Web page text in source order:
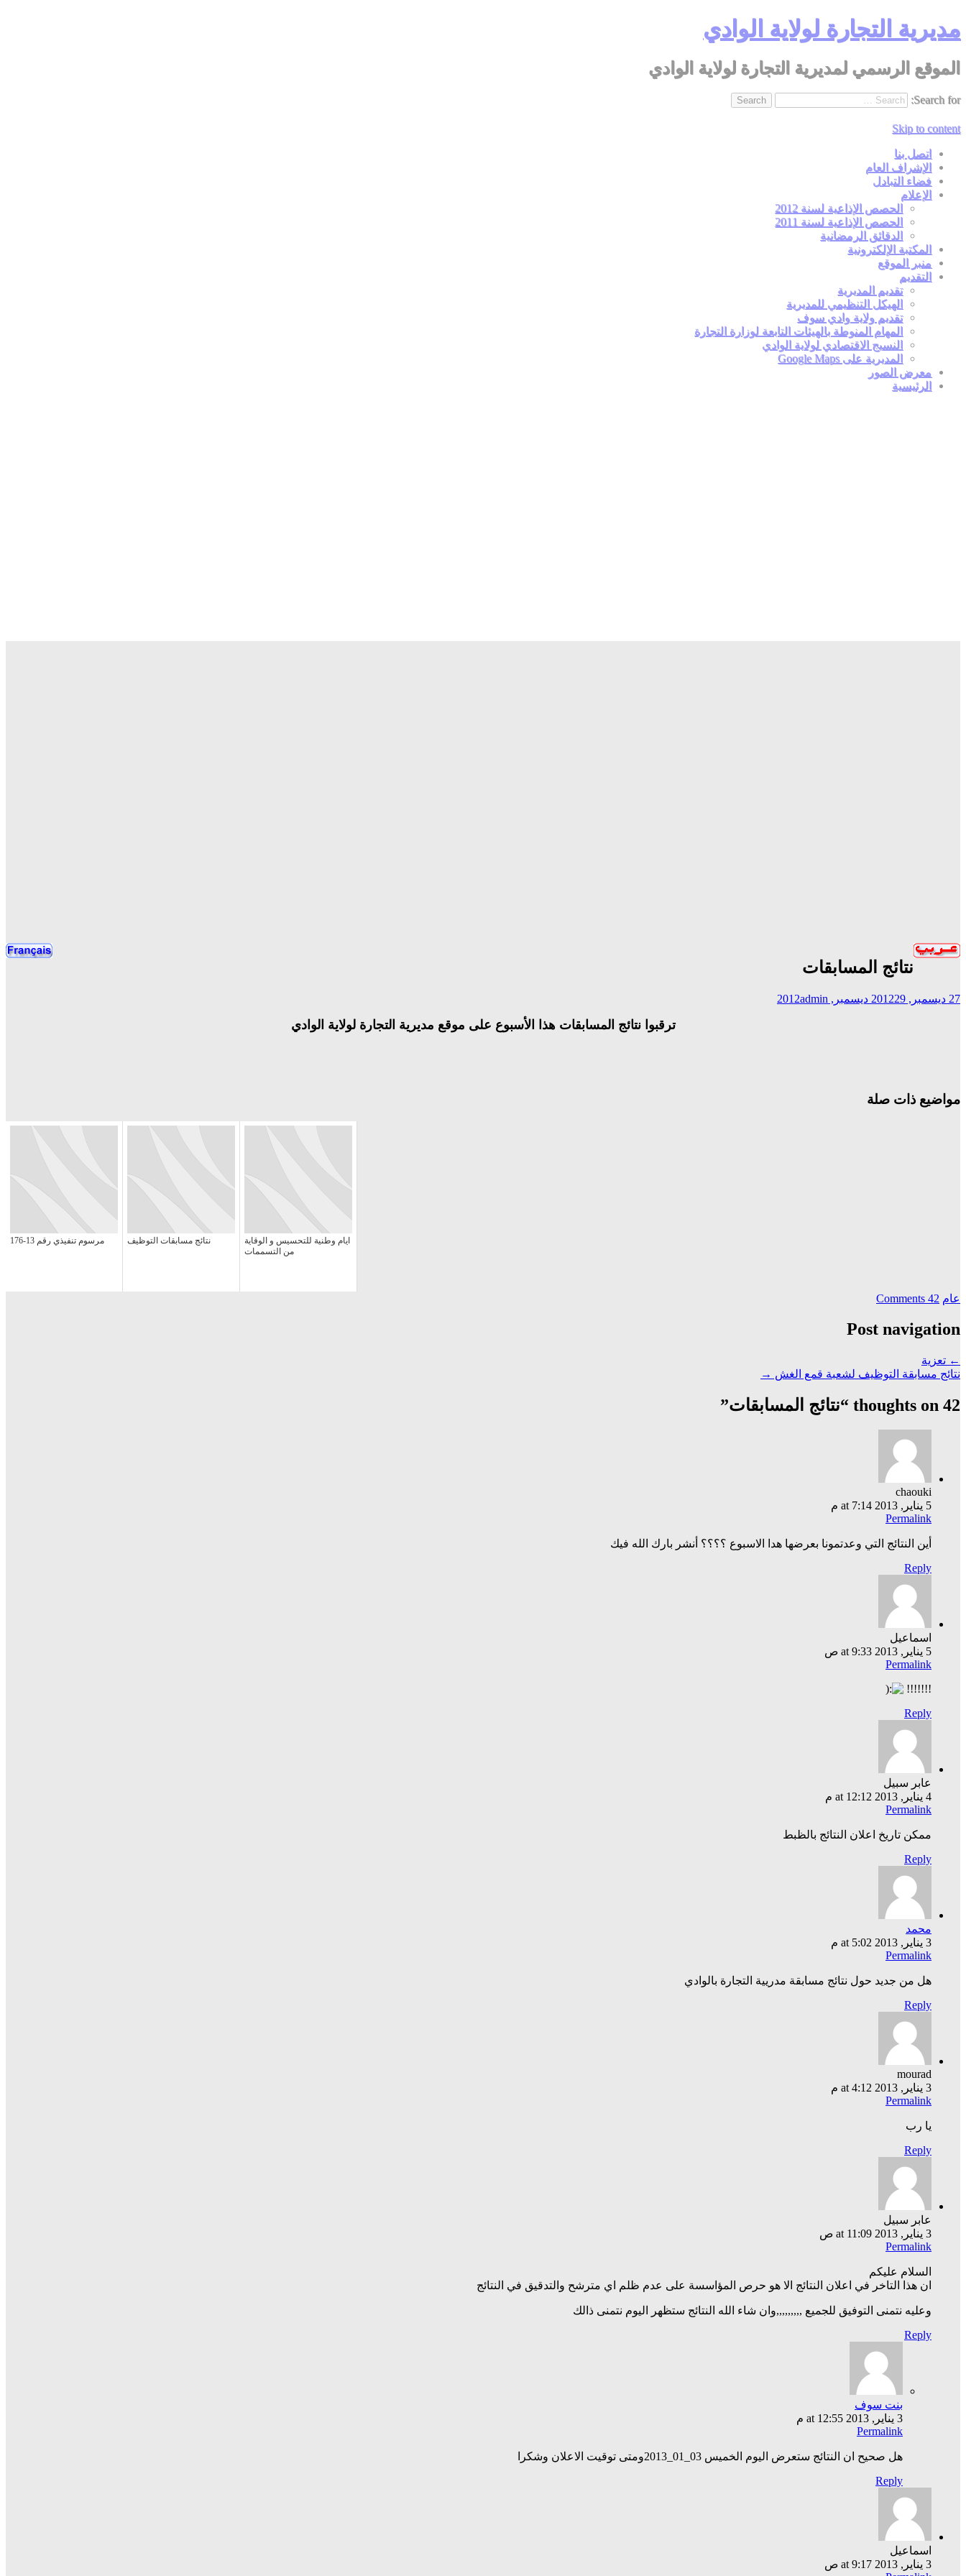
مديرية التجارة لولاية الوادي
الموقع الرسمي لمديرية التجارة لولاية الوادي
Search for:
Skip to content
اتصل بنا
الإشراف العام
فضاء التبادل
الإعلام
الحصص الإذاعية لسنة 2012
الحصص الإذاعية لسنة 2011
الدقائق الرمضانية
المكتبة الإلكترونية
منبر الموقع
التقديم
تقديم المديرية
الهيكل التنظيمي للمديرية
تقديم ولاية وادي سوف
المهام المنوطة بالهيئات التابعة لوزارة التجارة
النسيج الاقتصادي لولاية الوادي
المديرية على Google Maps
معرض الصور
الرئيسية
نتائج المسابقات
27 ديسمبر, 2012 29 ديسمبر, 2012 admin
ترقبوا نتائج المسابقات هذا الأسبوع على موقع مديرية التجارة لولاية الوادي
مواضيع ذات صلة
مرسوم تنفيذي رقم 13-176 نتائج مسابقات التوظيف
ايام وطنية للتحسيس و الوقاية
من التسممات
عام 42 Comments
Post navigation
← تعزية
نتائج مسابقة التوظيف لشعبة قمع الغش →
42 thoughts on “ نتائج المسابقات”
chaouki
5 يناير, 2013 at 7:14 م
Permalink
أين النتائج التي وعدتمونا بعرضها هدا الاسبوع ؟؟؟؟ أنشر بارك الله فيك
Reply
اسماعيل
5 يناير, 2013 at 9:33 ص
Permalink
!!!!!!!
Reply
عابر سبيل
4 يناير, 2013 at 12:12 م
Permalink
ممكن تاريخ اعلان النتائج بالظبط
Reply
محمد
3 يناير, 2013 at 5:02 م
Permalink
هل من جديد حول نتائج مسابقة مدريية التجارة بالوادي
Reply
mourad
3 يناير, 2013 at 4:12 م
Permalink
يا رب
Reply
عابر سبيل
3 يناير, 2013 at 11:09 ص
Permalink
السلام عليكم
ان هذا التاخر في اعلان النتائج الا هو حرص المؤاسسة على عدم ظلم اي مترشح والتدقيق في النتائج
وعليه نتمنى التوفيق للجميع ,,,,,,,,,وان شاء الله النتائج ستظهر اليوم نتمنى ذالك
Reply
بنت سوف
3 يناير, 2013 at 12:55 م
Permalink
هل صحيح ان النتائج ستعرض اليوم الخميس 03_01_2013ومتى توقيت الاعلان وشكرا
Reply
اسماعيل
3 يناير, 2013 at 9:17 ص